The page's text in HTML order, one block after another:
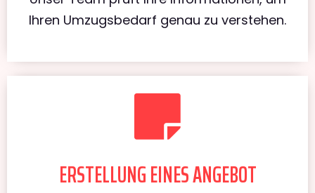
Ihren Umzugsbedarf genau zu verstehen.
ERSTELLUNG EINES ANGEBOT